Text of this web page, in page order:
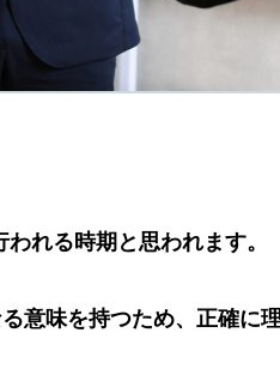
れる時期と思われます。
意味を持つため、正確に